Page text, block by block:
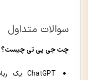
سوالات متداول
چت جی پی تی چیست؟